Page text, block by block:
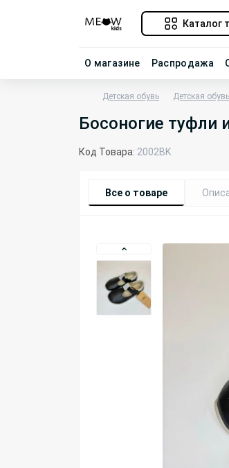
Каталог
О магазине Распродажа
Детская обувь Детская
Босоногие туфли
Код Товара: 2002BK
Все о товаре